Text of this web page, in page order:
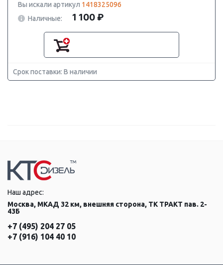
Вы искали артикул 1418325096
Наличные:
1 100 ₽
Срок поставки: В наличии
Наш адрес:
Москва, МКАД 32 км, внешняя сторона, ТК ТРАКТ пав. 2-
43Б
+7 (495) 204 27 05
+7 (916) 104 40 10